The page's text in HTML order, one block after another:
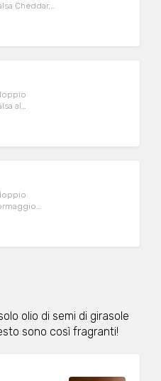
Cheddar,
da
al
senapata
Fries e
olio di semi di girasole
sono così fragranti!